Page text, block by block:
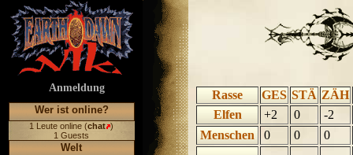
Anmeldung
Wer ist online?
1 Leute online (chat )
1 Guests
Welt
Rasse GES STÄ ZÄH
Elfen
+2 0
-2
Menschen
0 0 0